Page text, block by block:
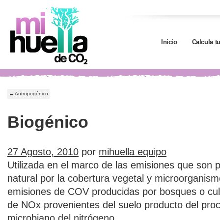
Inicio Calcula
← Antropogénico
Biogénico
27 Agosto, 2010 por mihuella equipo
Utilizada en el marco de las emisiones que son
natural por la cobertura vegetal y
emisiones de COV producidas por bosques o
de NOx provenientes del suelo producto del